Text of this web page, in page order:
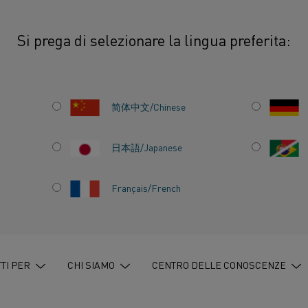
Si prega di selezionare la lingua preferita:
简体中文/Chinese
日本語/Japanese
Français/French
PER CHI SIAMO CENTRO DELLE CONOSCENZE
con acido solforico
L'elettricità è la
mondo. Per i
resistenziali, il
industriali riduce il